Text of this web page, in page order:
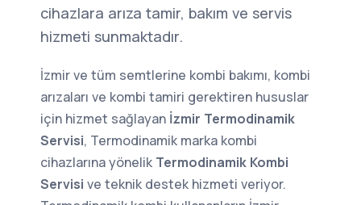
cihazlara arıza tamir, bakım ve servis
hizmeti sunmaktadır.
İzmir ve tüm semtlerine kombi bakımı, kombi
arızaları ve kombi tamiri gerektiren hususlar
için hizmet sağlayan İzmir Termodinamik
Servisi, Termodinamik marka kombi
cihazlarına yönelik Termodinamik Kombi
Servisi ve teknik destek hizmeti veriyor.